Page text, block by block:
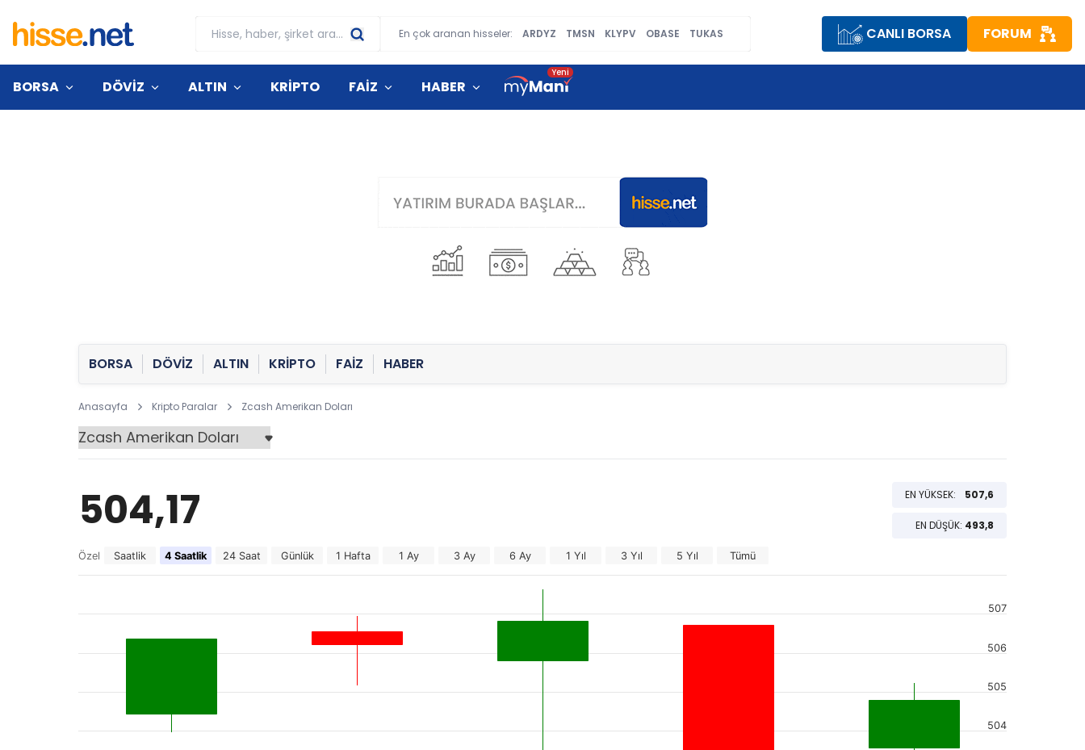
En çok aranan hisseler: ARDYZ TMSN KLYPV OBASE TUKAS CANLI BORSA FORUM
BORSA DÖVİZ ALTIN KRİPTO FAİZ HABER
BORSA DÖVİZ ALTIN KRİPTO FAİZ HABER
Anasayfa Kripto Paralar Zcash Amerikan Doları
504,17 EN YÜKSEK: 507,6
EN DÜŞÜK: 493,8
Özel Saatlik 4 Saatlik 24 Saat Günlük 1 Hafta 1 Ay 3 Ay 6 Ay 1 Yıl 3 Yıl 5 Yıl Tümü
504
505
506
507